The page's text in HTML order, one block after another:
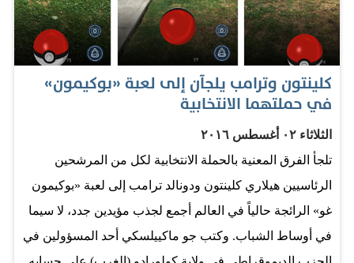
كلينتون وترامب يلجآن إلى لعبة «بوكيمون»
في حملتهما الانتخابية
الثلاثاء ٠٢ أغسطس ٢٠١٦
تلجأ الفرق المعنية بالحملة الانتخابية لكل من المرشحين
الرئاسيين هيلاري كلينتون ودونالد ترامب إلى لعبة «بوكيمون
غو» الرائجة حالياً في العالم أجمع لجذب مؤيدين جدد، لا سيما
في أوساط الشباب. وكتب جو ماكييلسكي أحد المسؤولين في